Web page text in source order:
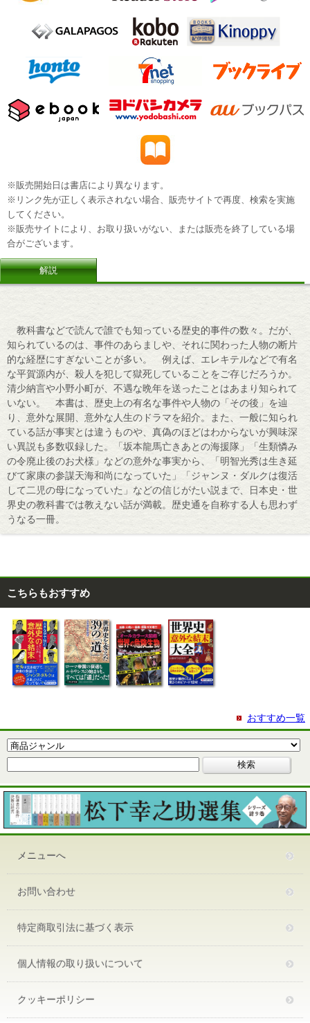
※販売開始日は書店により異なります。
※リンク先が正しく表示されない場合、販売サイトで再度、検索を実施
してください。
※販売サイトにより、お取り扱いがない、または販売を終了している場
合がございます。
解説
教科書などで読んで誰でも知っている歴史的事件の数々。だが、
知られているのは、事件のあらましや、それに関わった人物の断片
的な経歴にすぎないことが多い。 例えば、エレキテルなどで有名
な平賀源内が、殺人を犯して獄死していることをご存じだろうか。
清少納言や小野小町が、不遇な晩年を送ったことはあまり知られて
いない。 本書は、歴史上の有名な事件や人物の「その後」を辿
り、意外な展開、意外な人生のドラマを紹介。また、一般に知られ
ている話が事実とは違うものや、真偽のほどはわからないが興味深
い異説も多数収録した。「坂本龍馬亡きあとの海援隊」「生類憐み
の令廃止後のお犬様」などの意外な事実から、「明智光秀は生き延
びて家康の参謀天海和尚になっていた」「ジャンヌ・ダルクは復活
して二児の母になっていた」などの信じがたい説まで、日本史・世
界史の教科書では教えない話が満載。歴史通を自称する人も思わず
うなる一冊。
こちらもおすすめ
おすすめ一覧
メニューへ
お問い合わせ
特定商取引法に基づく表示
個人情報の取り扱いについて
クッキーポリシー